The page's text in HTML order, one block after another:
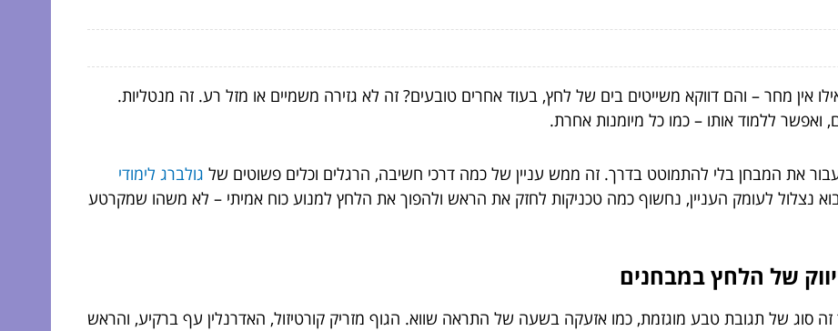
מחר – והם דווקא משייטים בים של לחץ, בעוד אחרים טובעים? זה לא גזירה משמיים או מזל רע. זה מנטליות.
ללמוד אותו – כמו כל מיומנות אחרת.
את המבחן בלי להתמוטט בדרך. זה ממש עניין של כמה דרכי חשיבה, הרגלים וכלים פשוטים של גולברג לימודי
נצלול לעומק העניין, נחשוף כמה טכניקות לחזק את הראש ולהפוך את הלחץ למנוע כוח אמיתי – לא משהו שמקרטע
של הלחץ במבחנים
סוג של תגובת טבע מוגזמת, כמו אזעקה בשעה של התראה שווא. הגוף מזריק קורטיזול, האדרנלין עף ברקיע, והראש